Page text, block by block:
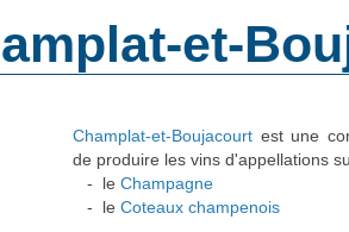
et-
Champlat-et-Boujacourt est une
de produire les vins d'appellations
- le Champagne
- le Coteaux champenois